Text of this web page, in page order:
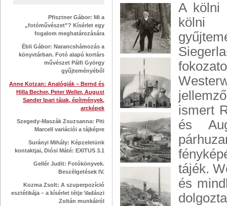
Pfisztner Gábor: Mi a
„fotóművészet”? Kísérlet egy
fogalom meghatározására
Ébli Gábor: Narancshámozás a
könyvtárban. Fotó alapú kortárs
művészet Pálfi György
gyűjteményéből
Anne Kotzan: Analógiák – Bernd és
Hilla Becher, Peter Weller, August
Sander Ipari tájak, építmények,
arcképek
Szegedy-Maszák Zsuzsanna: Piti
Marcell variációi a tájképre
Surányi Mihály: Képzeletünk
kontaktjai, Diósi Máté: EXITUS 3.1
Gellér Judit: Fotókönyvek.
Beszélgetések IV.
Kozma Zsolt: A szuperpozíció
esztétikája – a kísérlet tétje Vadászi
Zoltán munkáiról
A kölni
kölni
ismert
és
tájék.
és